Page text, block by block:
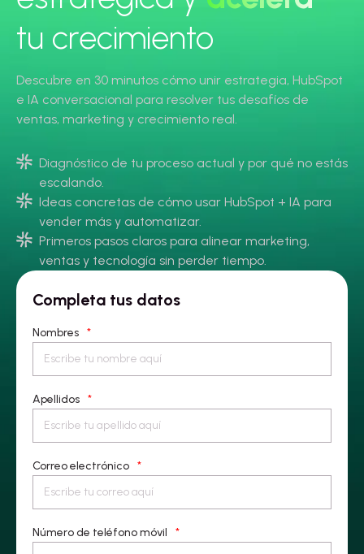
tu crecimiento
Descubre en 30 minutos cómo unir estrategia, HubSpot
e IA conversacional para resolver tus desafíos de
ventas, marketing y crecimiento real.
Diagnóstico de tu proceso actual y por qué no estás
escalando.
Ideas concretas de cómo usar HubSpot + IA para
vender más y automatizar.
Primeros pasos claros para alinear marketing,
ventas y tecnología sin perder tiempo.
Completa tus datos
Nombres *
Apellidos *
Correo electrónico *
Número de teléfono móvil *